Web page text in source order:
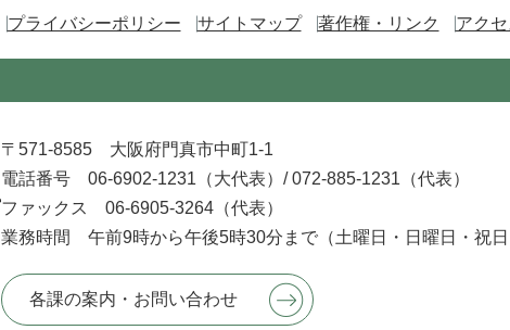
プライバシーポリシー サイトマップ 著作権・リンク アクセ
〒571-8585 大阪府門真市中町1-1
電話番号 06-6902-1231（大代表）/072-885-1231（代表）
ファックス 06-6905-3264（代表）
業務時間 午前9時から午後5時30分まで （土曜日・日曜日・祝
各課の案内・お問い合わせ